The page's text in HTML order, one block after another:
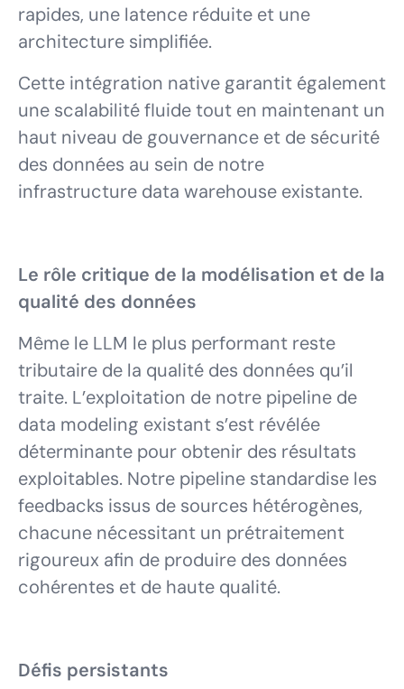
rapides, une latence réduite et une
architecture simplifiée.
Cette intégration native garantit également
une scalabilité fluide tout en maintenant un
haut niveau de gouvernance et de sécurité
des données au sein de notre
infrastructure data warehouse existante.
Le rôle critique de la modélisation et de la
qualité des données
Même le LLM le plus performant reste
tributaire de la qualité des données qu’il
traite. L’exploitation de notre pipeline de
data modeling existant s’est révélée
déterminante pour obtenir des résultats
exploitables. Notre pipeline standardise les
feedbacks issus de sources hétérogènes,
chacune nécessitant un prétraitement
rigoureux afin de produire des données
cohérentes et de haute qualité.
Défis persistants